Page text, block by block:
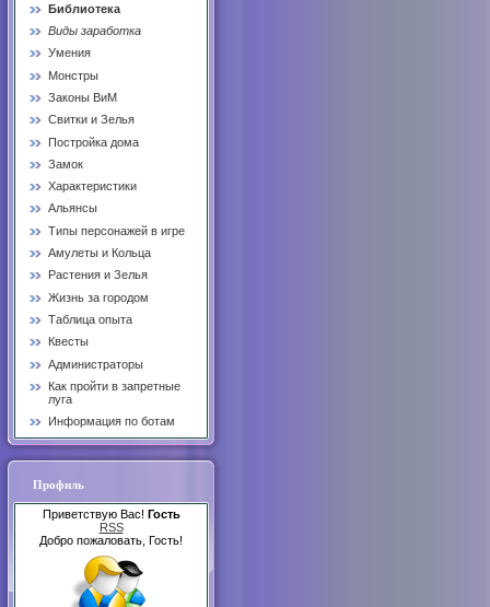
Библиотека
Виды заработка
Умения
Монстры
Законы ВиМ
Свитки и Зелья
Постройка дома
Замок
Характеристики
Альянсы
Типы персонажей в игре
Амулеты и Кольца
Растения и Зелья
Жизнь за городом
Таблица опыта
Квесты
Администраторы
Как пройти в запретные
луга
Информация по ботам
Профиль
Приветствую Вас! Гость
RSS
Добро пожаловать, Гость!